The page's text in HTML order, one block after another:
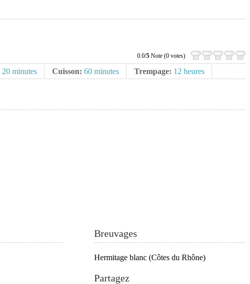
0.0/5 Note (0 votes)
20 minutes Cuisson: 60 minutes Trempage: 12 heures
Breuvages
Hermitage blanc (Côtes du Rhône)
Partagez